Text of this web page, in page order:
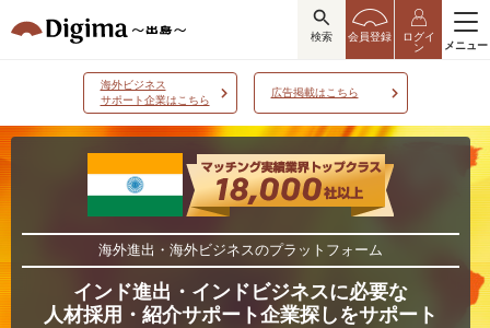
検索 会員登録
ログイ
ン
メニュー
海外ビジネス
サポート企業はこちら
広告掲載はこちら
海外進出・海外ビジネスのプラットフォーム
インド進出・インドビジネスに必要な
人材採用・紹介サポート企業探しをサポート